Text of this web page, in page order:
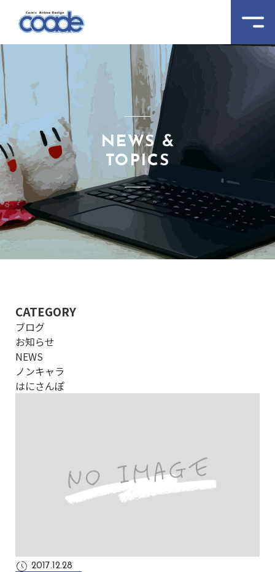
NEWS &
TOPICS
CATEGORY
ブログ
お知らせ
NEWS
ノンキャラ
はにさんぽ
2017.12.28